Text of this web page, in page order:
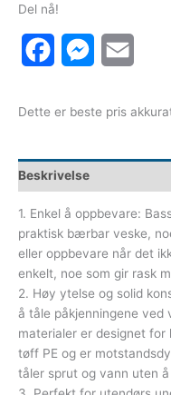
Del nå!
FacebookMessenger
Dette er beste pris
Beskrivelse
1. Enkel å oppbevare:
praktisk bærbar veske,
eller oppbevare når det
enkelt, noe som gir rask
2. Høy ytelse og solid
å tåle påkjenningene ved
materialer er designet
tøff PE og er
tåler sprut og vann uten